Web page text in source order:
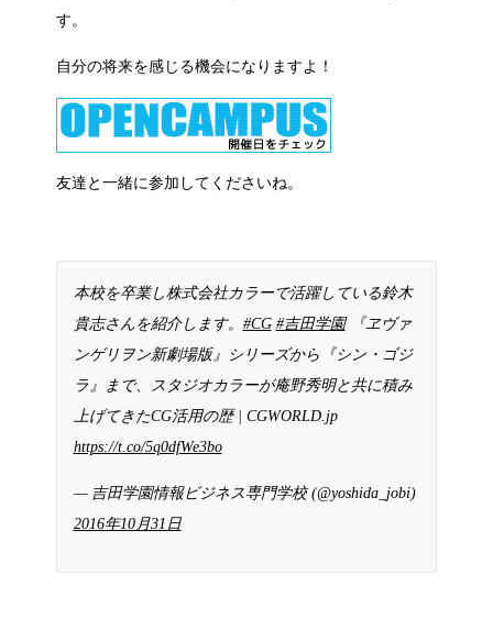
す。
自分の将来を感じる機会になりますよ！
友達と一緒に参加してくださいね。
本校を卒業し株式会社カラーで活躍している鈴木
貴志さんを紹介します。 #CG #吉田学園『ヱヴァ
ンゲリヲン新劇場版』シリーズから『シン・ゴジ
ラ』まで、スタジオカラーが庵野秀明と共に積み
上げてきたCG活用の歴 | CGWORLD.jp
https://t.co/5q0dfWe3bo
— 吉田学園情報ビジネス専門学校 (@yoshida_jobi)
2016年10月31日